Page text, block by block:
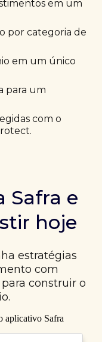
em um
por categoria de
em um único
para um
com o
Safra e
hoje
estratégias
com
construir o